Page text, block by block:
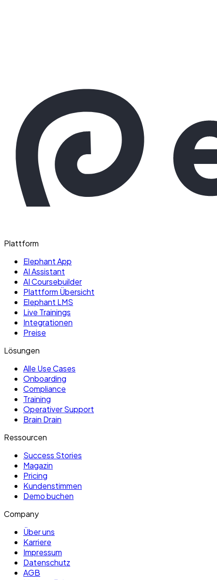
Plattform
Elephant App
AI Assistant
AI Coursebuilder
Plattform Übersicht
Elephant LMS
Live Trainings
Integrationen
Preise
Lösungen
Alle Use Cases
Onboarding
Compliance
Training
Operativer Support
Brain Drain
Ressourcen
Success Stories
Magazin
Pricing
Kundenstimmen
Demo buchen
Company
Über uns
Karriere
Impressum
Datenschutz
AGB